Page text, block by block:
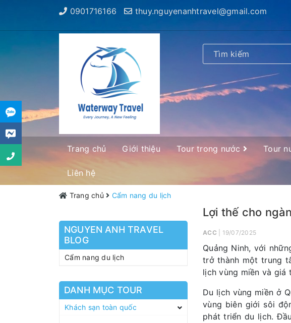
0901716166 thuy.nguyenanhtravel@gmail.com
Trang chủ Giới thiệu Tour trong nước Tour
Liên hệ
Trang chủ Cẩm nang du lịch
NGUYEN ANH TRAVEL
BLOG
Cẩm nang du lịch
DANH MỤC TOUR
Khách sạn toàn quốc
Lợi thế cho
ACC | 19/07/2025
Quảng Ninh, với
trở thành một trung
lịch vùng miền và giá
Du lịch vùng miền ở
vùng biên giới sôi
phát triển du lịch.